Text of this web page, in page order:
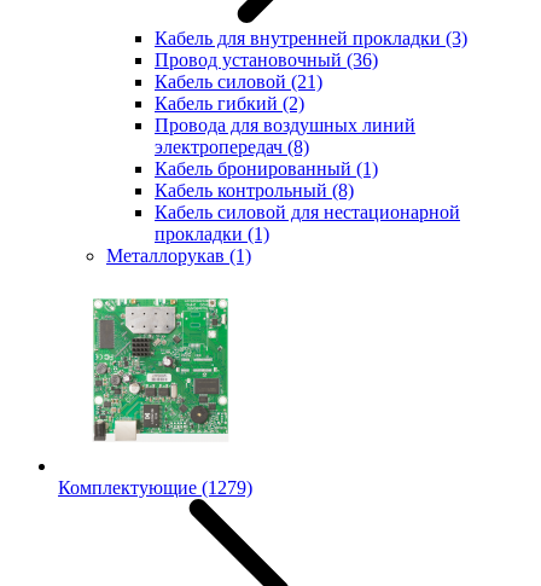
Кабель для внутренней прокладки (3)
Провод установочный (36)
Кабель силовой (21)
Кабель гибкий (2)
Провода для воздушных линий
электропередач (8)
Кабель бронированный (1)
Кабель контрольный (8)
Кабель силовой для нестационарной
прокладки (1)
Металлорукав (1)
Комплектующие (1279)